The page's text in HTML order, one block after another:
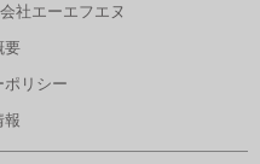
社エーエフエヌ
要
ポリシー
報